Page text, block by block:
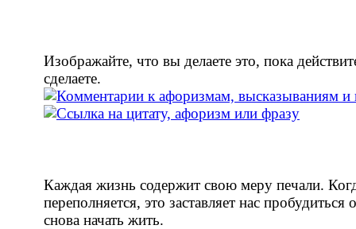
Изображайте, что вы делаете это, пока
сделаете.
Каждая жизнь содержит свою меру печали.
переполняется, это заставляет нас пробудиться
снова начать жить.